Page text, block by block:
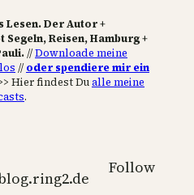
Lesen. Der Autor +
Reisen, Hamburg +
//Downloade meine
//oder spendiere mir ein
Hier findest Dualle meine
.
Follow